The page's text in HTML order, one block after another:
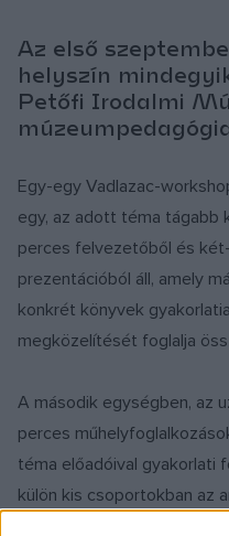
Az első
helyszín
Petőfi Irodalmi
Egy-egy Vadlazac-
egy, az adott téma
perces felvezetőből és
prezentációból áll, amely
konkrét könyvek
megközelítését foglalja
A második egységben, az
perces
téma előadóival gyakorlati
külön kis csoportokban az